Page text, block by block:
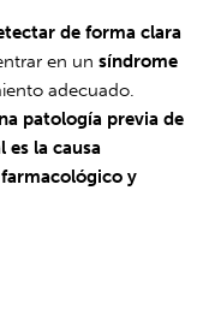
de forma clara
en unsíndrome
adecuado.
patología previa de
es la causa
y